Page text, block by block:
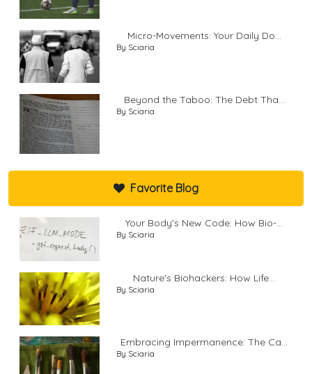
Micro-Movements: Your Daily Do...
By Sciaria
Beyond the Taboo: The Debt Tha...
By Sciaria
Favorite Blog
Your Body's New Code: How Bio-...
By Sciaria
Nature's Biohackers: How Life...
By Sciaria
Embracing Impermanence: The Ca...
By Sciaria